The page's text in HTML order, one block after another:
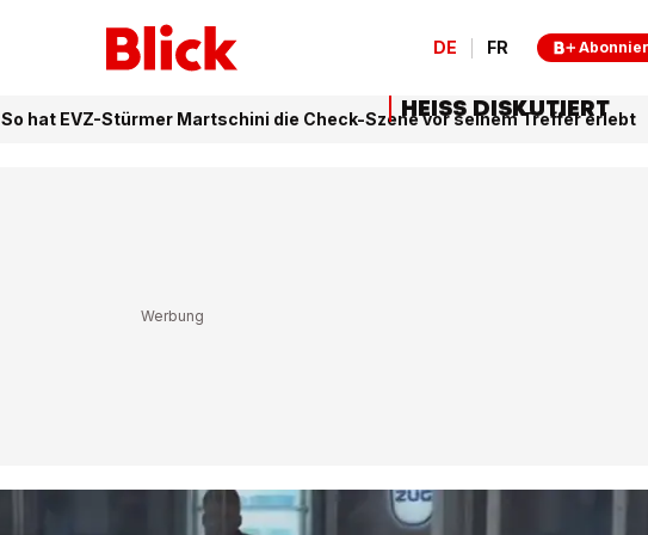
DE FR
So hat EVZ-Stürmer Martschini die Check-Szene vor seinem Treffer erlebt
HEISS DISKUTIERT